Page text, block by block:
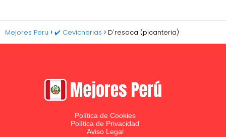
Mejores Peru ✔️ Cevicherias D'resaca (picanteria)
Política de Cookies
Política de Privacidad
Aviso Legal